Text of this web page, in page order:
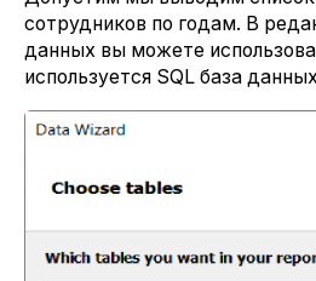
сотрудников по годам. В
данных вы можете
используется SQL база